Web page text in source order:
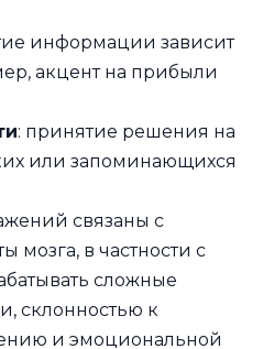
информации зависит
акцент на прибыли
: принятие решения на
или запоминающихся
связаны с
мозга, в частности с
сложные
склонностью к
и эмоциональной